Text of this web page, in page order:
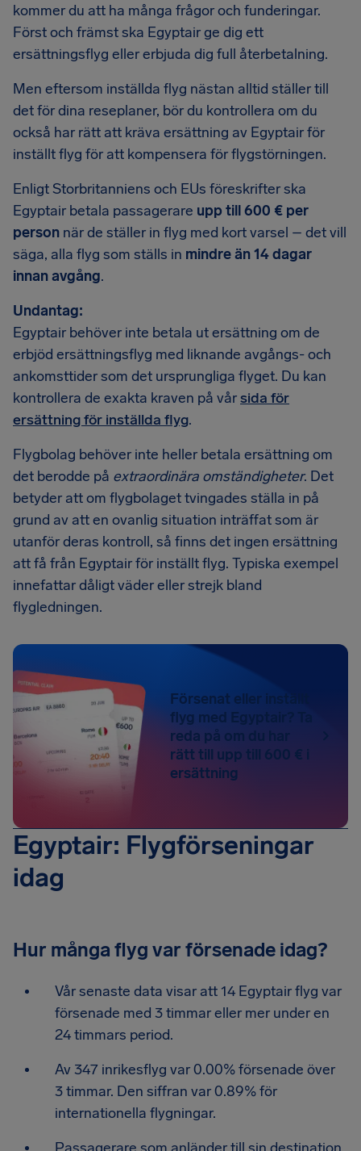
kommer du att ha många frågor och funderingar.
Först och främst ska Egyptair ge dig ett
ersättningsflyg eller erbjuda dig full återbetalning.
Men eftersom inställda flyg nästan alltid ställer till
det för dina reseplaner, bör du kontrollera om du
också har rätt att kräva ersättning av Egyptair för
inställt flyg för att kompensera för flygstörningen.
Enligt Storbritanniens och EUs föreskrifter ska
Egyptair betala passagerare upp till 600 € per
person när de ställer in flyg med kort varsel – det vill
säga, alla flyg som ställs in mindre än 14 dagar
innan avgång.
Undantag:
Egyptair behöver inte betala ut ersättning om de
erbjöd ersättningsflyg med liknande avgångs- och
ankomsttider som det ursprungliga flyget. Du kan
kontrollera de exakta kraven på vårsida för
ersättning för inställda flyg.
Flygbolag behöver inte heller betala ersättning om
det berodde på extraordinära omständigheter. Det
betyder att om flygbolaget tvingades ställa in på
grund av att en ovanlig situation inträffat som är
utanför deras kontroll, så finns det ingen ersättning
att få från Egyptair för inställt flyg. Typiska exempel
innefattar dåligt väder eller strejk bland
flygledningen.
Försenat eller inställt
flyg med Egyptair? Ta
reda på om du har
rätt till upp till 600 € i
ersättning
Egyptair: Flygförseningar
idag
Hur många flyg var försenade idag?
Vår senaste data visar att 14 Egyptair flyg var
försenade med 3 timmar eller mer under en
24 timmars period.
Av 347 inrikesflyg var 0.00% försenade över
3 timmar. Den siffran var 0.89% för
internationella flygningar.